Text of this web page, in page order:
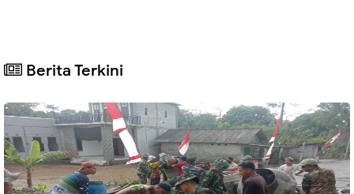
Berita Terkini